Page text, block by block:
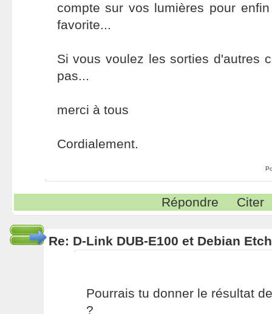
compte sur vos lumières pour
favorite...
Si vous voulez les sorties d'autres
pas...
merci à tous
Cordialement.
Répondre Citer
Re: D-Link DUB-E100 et Debian Etch
Pourrais tu donner le résultat
?